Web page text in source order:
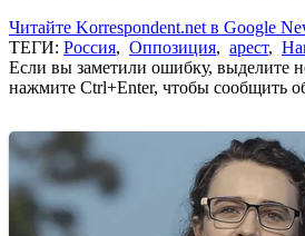
Читайте Korrespondent.net в Google
ТЕГИ: Россия, Оппозиция, арест,
Если вы заметили ошибку, выделите
нажмите Ctrl+Enter, чтобы сообщить